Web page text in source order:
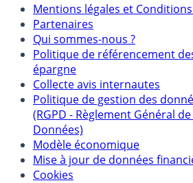
Mentions légales et
Partenaires
Qui sommes-nous ?
Politique de référencement
épargne
Collecte avis internautes
Politique de gestion des
(RGPD - Règlement Général
Données)
Modèle économique
Mise à jour de données
Cookies